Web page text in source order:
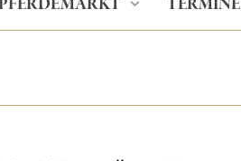
PFERDEMARKT TERMINE